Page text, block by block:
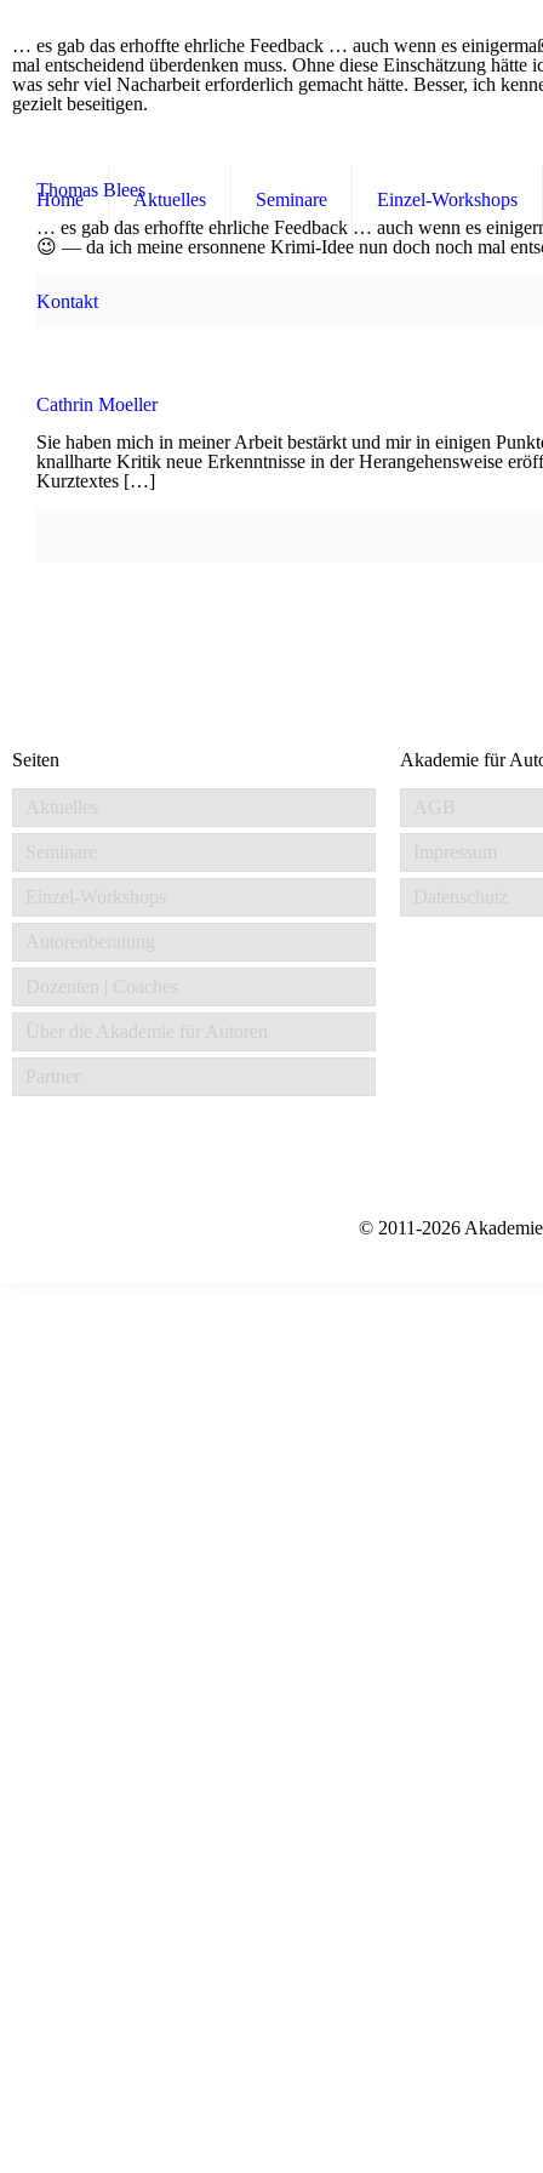
Home Aktuelles Seminare Einzel-Workshops
Kontakt
… es gab das erhoffte ehrliche Feedback … auch wenn es
mal entscheidend überdenken muss. Ohne diese Einschätzung
was sehr viel Nacharbeit erforderlich gemacht hätte. Besser, ich
gezielt beseitigen.
Thomas Blees
… es gab das erhoffte ehrliche Feedback … auch wenn es
😉 — da ich meine ersonnene Krimi-Idee nun doch noch mal
Cathrin Moeller
Sie haben mich in meiner Arbeit bestärkt und mir in einigen
knallharte Kritik neue Erkenntnisse in der Herangehensweise
Kurztextes[…]
Seiten
Aktuelles
Seminare
Einzel-Workshops
Autorenberatung
Dozenten | Coaches
Über die Akademie für Autoren
Partner
Akademie für
AGB
Impressum
Datenschutz
© 2011-2026